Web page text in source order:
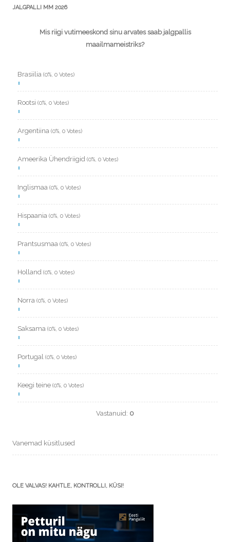
JALGPALLI MM 2026
Mis riigi vutimeeskond sinu arvates saab jalgpallis
maailmameistriks?
Brasiilia (0%, 0 Votes)
Rootsi (0%, 0 Votes)
Argentiina (0%, 0 Votes)
Ameerika Ühendriigid (0%, 0 Votes)
Inglismaa (0%, 0 Votes)
Hispaania (0%, 0 Votes)
Prantsusmaa (0%, 0 Votes)
Holland (0%, 0 Votes)
Norra (0%, 0 Votes)
Saksama (0%, 0 Votes)
Portugal (0%, 0 Votes)
Keegi teine (0%, 0 Votes)
Vastanuid: 0
Vanemad küsitlused
OLE VALVAS! KAHTLE, KONTROLLI, KÜSI!